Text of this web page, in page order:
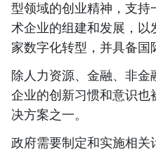
型领域的创业精神，支
术企业的组建和发展，
家数字化转型，并具备国
除人力资源、金融、非
企业的创新习惯和意识
决方案之一。
政府需要制定和实施相